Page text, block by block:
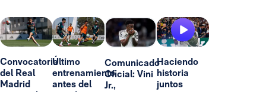
Convocatoria
del Real
Madrid
Último
entrenamiento
antes del
Comunicado
Oficial: Vini
Jr.,
Haciendo
historia
juntos